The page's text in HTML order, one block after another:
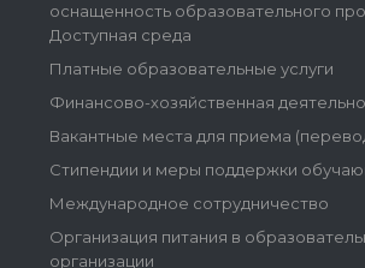
оснащенность образовательного
Доступная среда
Платные образовательные услуги
Финансово-хозяйственная
Вакантные места для приема
Стипендии и меры поддержки
Международное сотрудничество
Организация питания в
организации